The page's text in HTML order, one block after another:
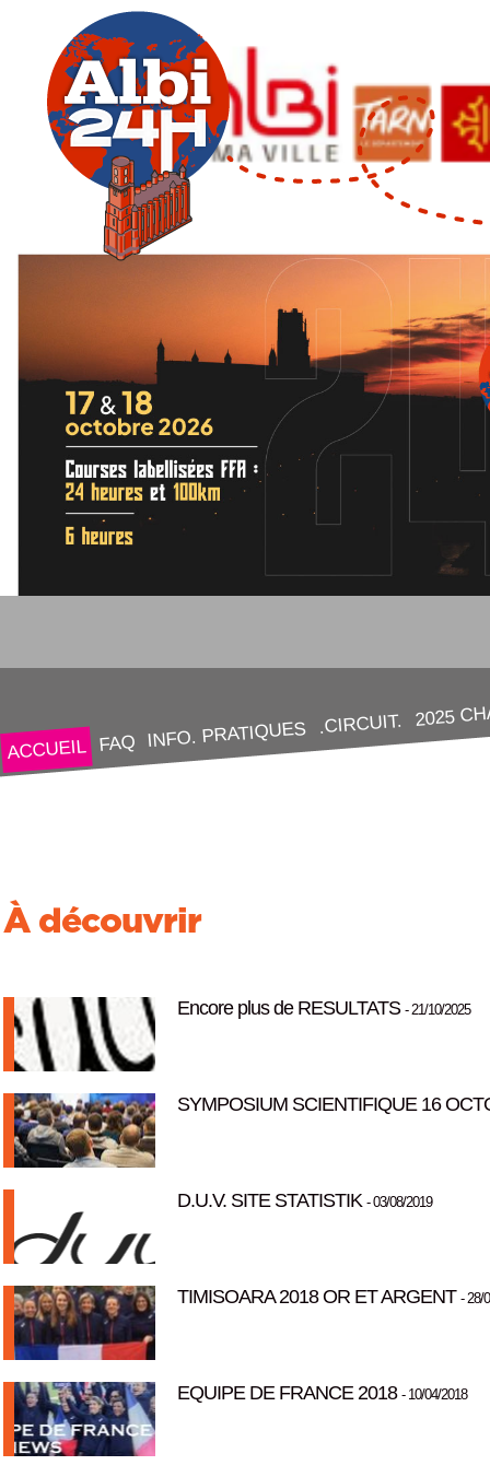
ACCUEIL FAQ INFO. PRATIQUES .CIRCUIT. 2025
À découvrir
Encore plus de RESULTATS - 21/10/2025
SYMPOSIUM SCIENTIFIQUE 16
D.U.V. SITE STATISTIK - 03/08/2019
TIMISOARA 2018 OR ET ARGENT - 28/
EQUIPE DE FRANCE 2018 - 10/04/2018